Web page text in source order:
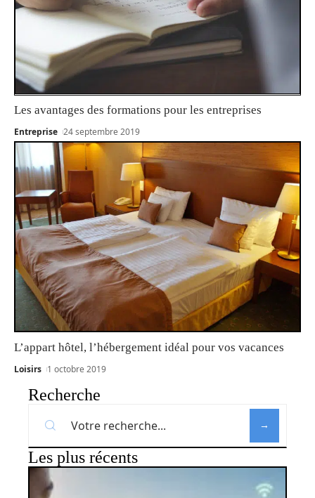
Les avantages des formations pour les entreprises
Entreprise 24 septembre 2019
L’appart hôtel, l’hébergement idéal pour vos vacances
Loisirs 1 octobre 2019
Recherche
Les plus récents